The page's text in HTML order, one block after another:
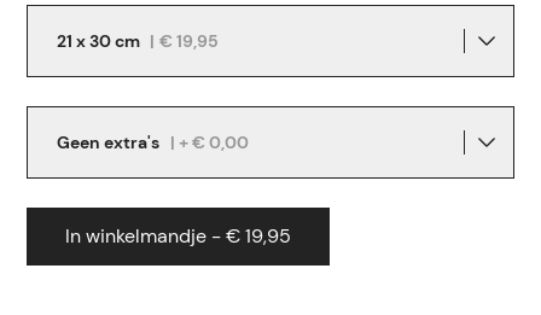
21 x 30 cm | € 19,95
Geen extra's | + € 0,00
In winkelmandje - € 19,95